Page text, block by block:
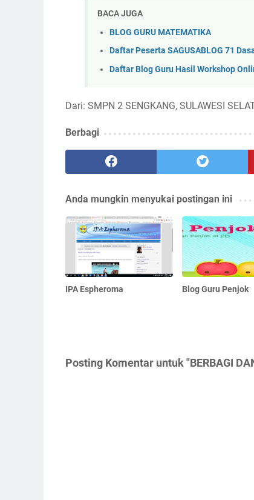
BACA JUGA
BLOG GURU MATEMATIKA
Daftar Peserta SAGUSABLOG 71
Daftar Blog Guru Hasil Workshop
Dari: SMPN 2 SENGKANG, SULAWESI
Berbagi
Anda mungkin menyukai postingan ini
IPA Espheroma Blog Guru Penjok
Posting Komentar untuk "BERBAGI